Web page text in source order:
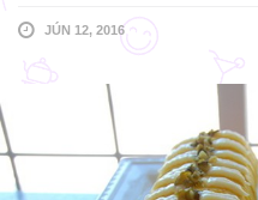
JÚN 12, 2016